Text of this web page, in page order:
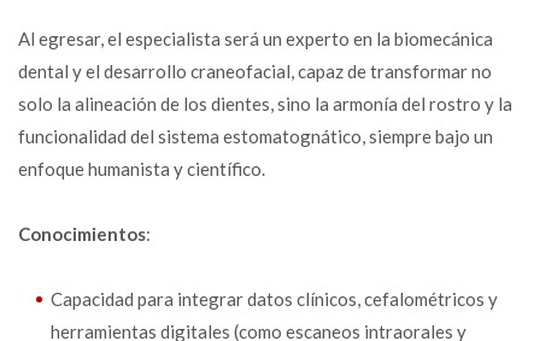
Al egresar, el especialista será un experto en la biomecánica
dental y el desarrollo craneofacial, capaz de transformar no
solo la alineación de los dientes, sino la armonía del rostro y la
funcionalidad del sistema estomatognático, siempre bajo un
enfoque humanista y científico.
Conocimientos:
Capacidad para integrar datos clínicos, cefalométricos y
herramientas digitales (como escaneos intraorales y